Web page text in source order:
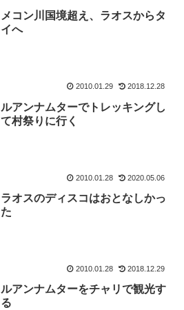
メコン川国境超え、ラオスからタ
イへ
2010.01.29 2018.12.28
ルアンナムターでトレッキングし
て村祭りに行く
2010.01.28 2020.05.06
ラオスのディスコはおとなしかっ
た
2010.01.28 2018.12.29
ルアンナムターをチャリで観光す
る